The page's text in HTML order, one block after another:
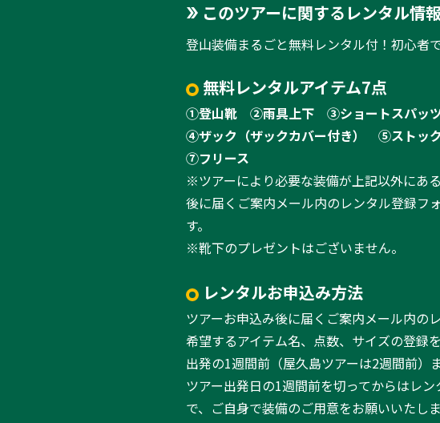
このツアーに関するレンタル情報
登山装備まるごと無料レンタル付！初心者
無料レンタルアイテム7点
①登山靴 ②雨具上下
③ショートスパッ
④ザック（ザックカバー付き）
⑤ストッ
⑦フリース
※ツアーにより必要な装備が上記以外にあ
後に届くご案内メール内のレンタル登録フ
す。
※靴下のプレゼントはございません。
レンタルお申込み方法
ツアーお申込み後に届くご案内メール内の
希望するアイテム名、点数、サイズの登録を
出発の1週間前（屋久島ツアーは2週間前）
ツアー出発日の1週間前を切ってからはレ
で、ご自身で装備のご用意をお願いいたしま